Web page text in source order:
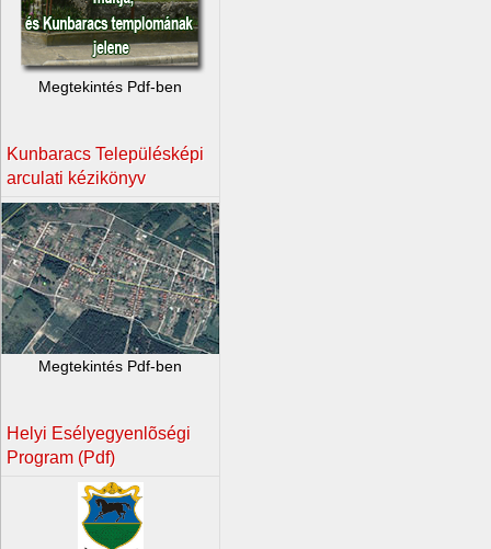
Megtekintés Pdf-ben
Kunbaracs Településképi
arculati kézikönyv
Megtekintés Pdf-ben
Helyi Esélyegyenlõségi
Program (Pdf)